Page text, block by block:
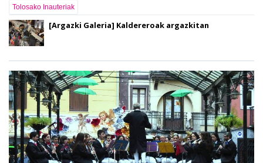
Tolosako Inauteriak
[Argazki Galeria] Kaldereroak argazkitan